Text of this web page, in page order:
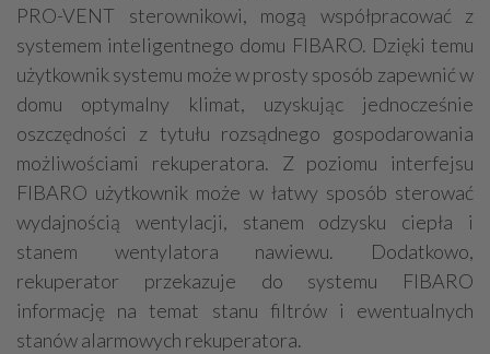
PRO-VENT sterownikowi, mogą współpracować z
systemem inteligentnego domu FIBARO. Dzięki temu
użytkownik systemu może w prosty sposób zapewnić w
domu optymalny klimat, uzyskując jednocześnie
oszczędności z tytułu rozsądnego gospodarowania
możliwościami rekuperatora. Z poziomu interfejsu
FIBARO użytkownik może w łatwy sposób sterować
wydajnością wentylacji, stanem odzysku ciepła i
stanem wentylatora nawiewu. Dodatkowo,
rekuperator przekazuje do systemu FIBARO
informację na temat stanu filtrów i ewentualnych
stanów alarmowych rekuperatora.